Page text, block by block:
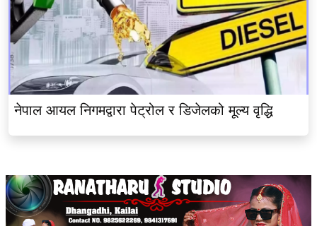
नेपाल आयल निगमद्वारा पेट्रोल र डिजेलको मूल्य वृद्धि